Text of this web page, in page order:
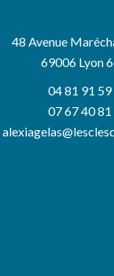
48 Avenue
69006Lyon
04 81 91
07 67 40